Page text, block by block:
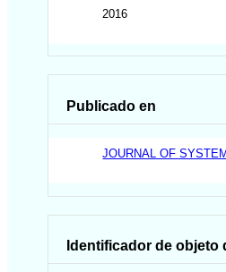
2016
Publicado en
JOURNAL OF
Identificador de objeto